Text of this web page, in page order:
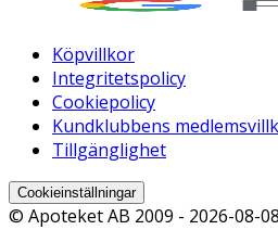
Köpvillkor
Integritetspolicy
Cookiepolicy
Kundklubbens
Tillgänglighet
Cookieinställningar
© Apoteket AB 2009 - 2026-08-